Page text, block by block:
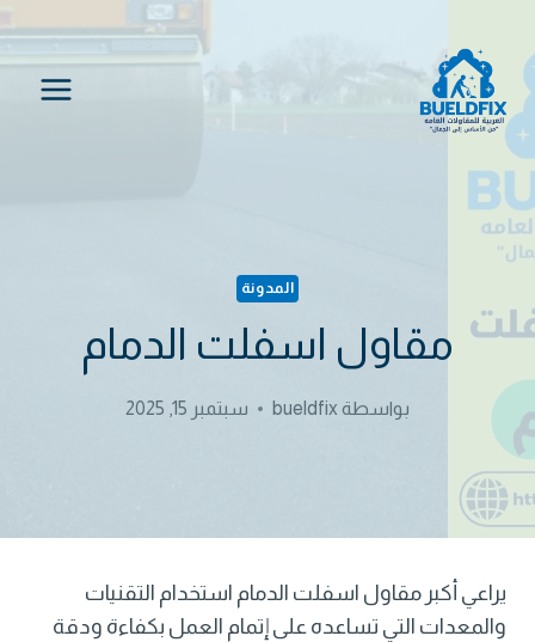
إلى
المحتوى
المدونة
مقاول اسفلت الدمام
بواسطة bueldfix سبتمبر 15, 2025
يراعي أكبر مقاول اسفلت الدمام استخدام التقنيات
والمعدات التي تساعده على إتمام العمل بكفاءة ودقة